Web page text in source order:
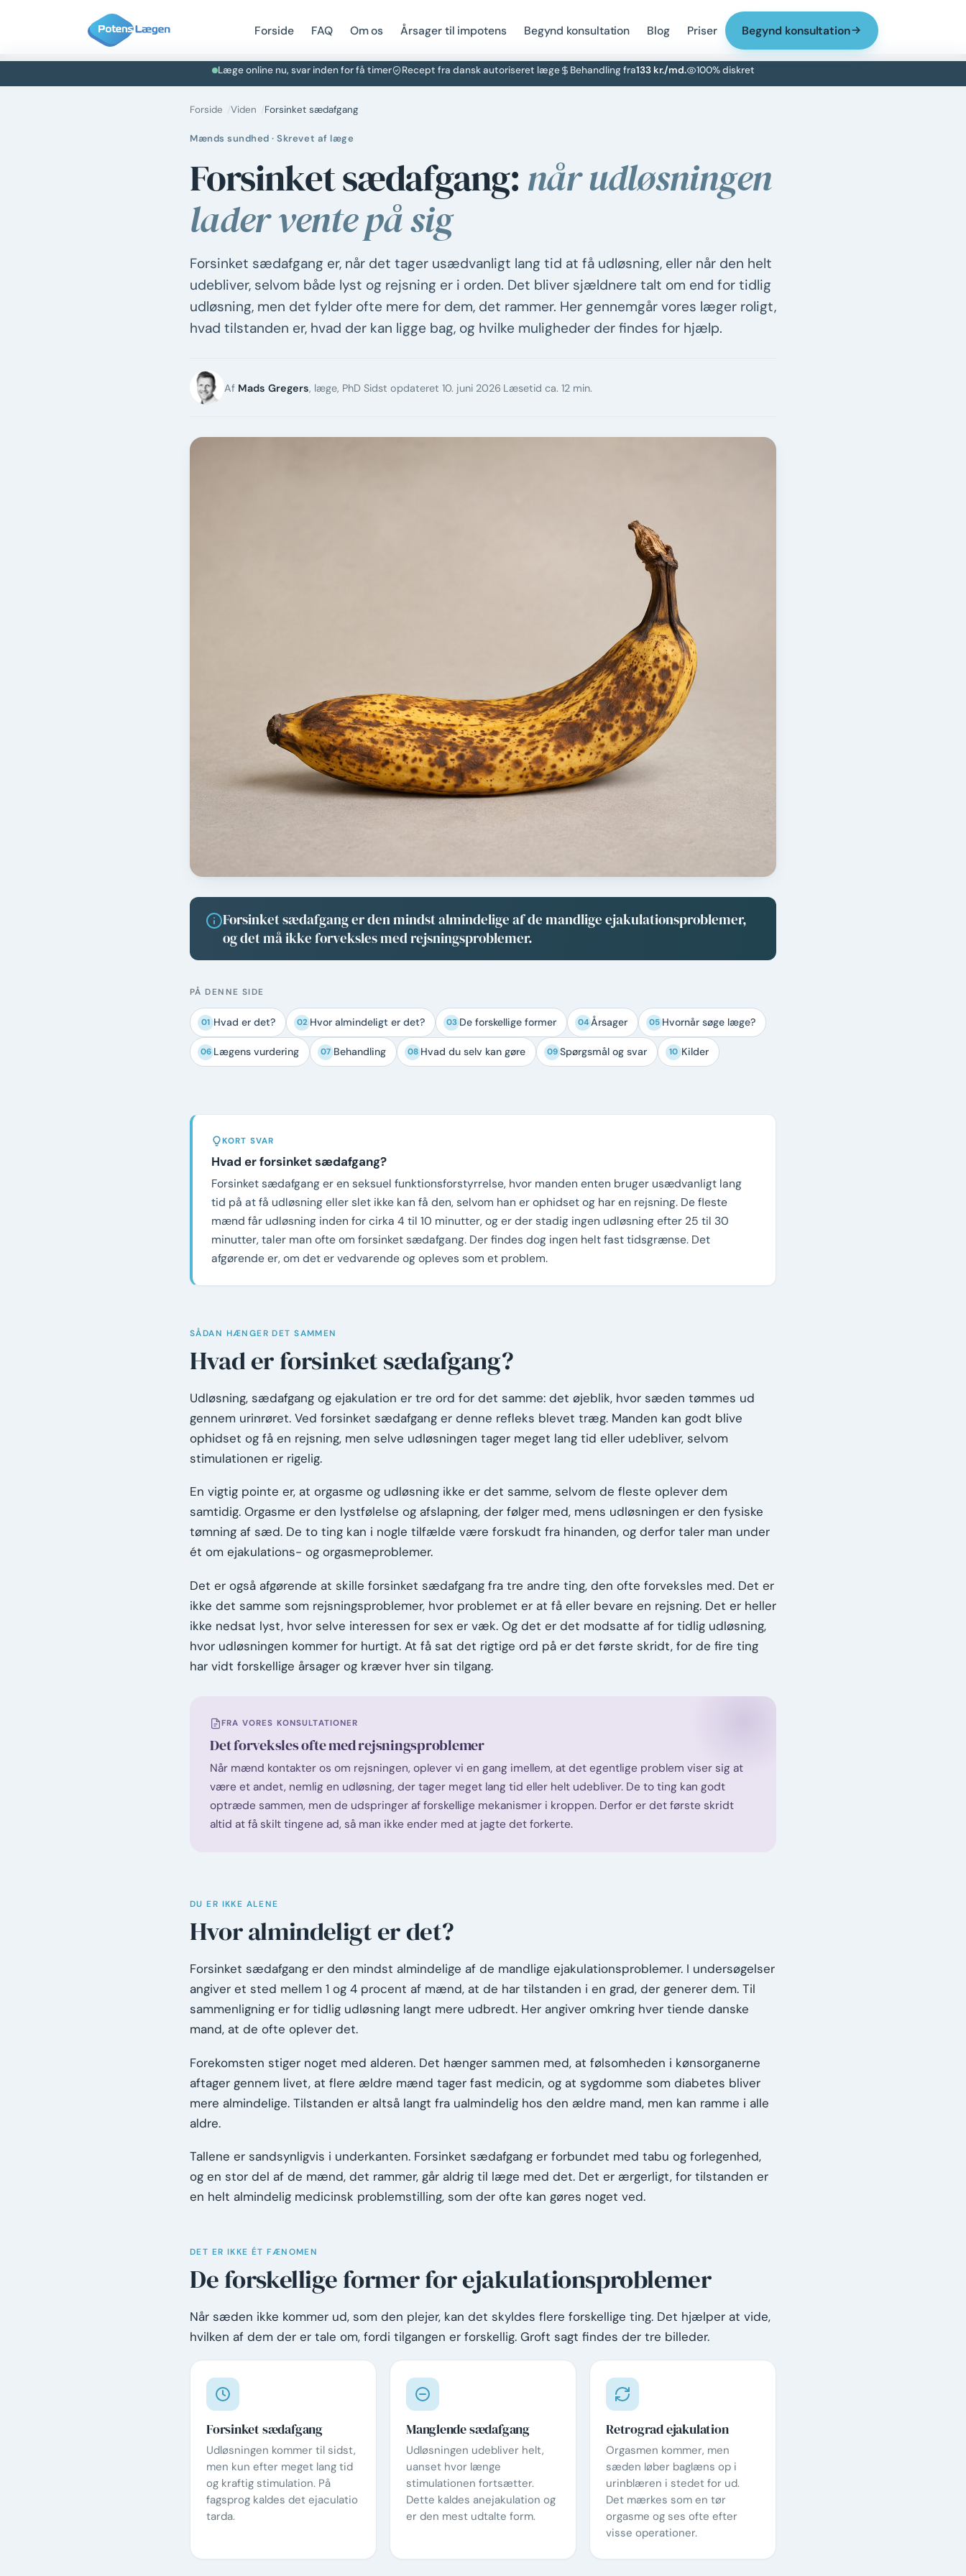
Forside FAQ Om os Årsager til impotens Begynd konsultation Blog Priser Begynd konsultation
Læge online nu, svar inden for få timer Recept fra dansk autoriseret læge Behandling fra133 kr./md. 100% diskret
Forside Viden Forsinket sædafgang
Mænds sundhed · Skrevet af læge
Forsinket sædafgang: når udløsningen
lader vente på sig
Forsinket sædafgang er, når det tager usædvanligt lang tid at få udløsning, eller når den helt
udebliver, selvom både lyst og rejsning er i orden. Det bliver sjældnere talt om end for tidlig
udløsning, men det fylder ofte mere for dem, det rammer. Her gennemgår vores læger roligt,
hvad tilstanden er, hvad der kan ligge bag, og hvilke muligheder der findes for hjælp.
Af Mads Gregers, læge, PhD Sidst opdateret 10. juni 2026 Læsetid ca. 12 min.
Forsinket sædafgang er den mindst almindelige af de mandlige ejakulationsproblemer,
og det må ikke forveksles med rejsningsproblemer.
PÅ DENNE SIDE
01 Hvad er det? 02 Hvor almindeligt er det? 03 De forskellige former 04 Årsager 05 Hvornår søge læge?
06 Lægens vurdering 07 Behandling 08 Hvad du selv kan gøre 09 Spørgsmål og svar 10 Kilder
KORT SVAR
Hvad er forsinket sædafgang?
Forsinket sædafgang er en seksuel funktionsforstyrrelse, hvor manden enten bruger usædvanligt lang
tid på at få udløsning eller slet ikke kan få den, selvom han er ophidset og har en rejsning. De fleste
mænd får udløsning inden for cirka 4 til 10 minutter, og er der stadig ingen udløsning efter 25 til 30
minutter, taler man ofte om forsinket sædafgang. Der findes dog ingen helt fast tidsgrænse. Det
afgørende er, om det er vedvarende og opleves som et problem.
SÅDAN HÆNGER DET SAMMEN
Hvad er forsinket sædafgang?
Udløsning, sædafgang og ejakulation er tre ord for det samme: det øjeblik, hvor sæden tømmes ud
gennem urinrøret. Ved forsinket sædafgang er denne refleks blevet træg. Manden kan godt blive
ophidset og få en rejsning, men selve udløsningen tager meget lang tid eller udebliver, selvom
stimulationen er rigelig.
En vigtig pointe er, at orgasme og udløsning ikke er det samme, selvom de fleste oplever dem
samtidig. Orgasme er den lystfølelse og afslapning, der følger med, mens udløsningen er den fysiske
tømning af sæd. De to ting kan i nogle tilfælde være forskudt fra hinanden, og derfor taler man under
ét om ejakulations- og orgasmeproblemer.
Det er også afgørende at skille forsinket sædafgang fra tre andre ting, den ofte forveksles med. Det er
ikke det samme som rejsningsproblemer, hvor problemet er at få eller bevare en rejsning. Det er heller
ikke nedsat lyst, hvor selve interessen for sex er væk. Og det er det modsatte af for tidlig udløsning,
hvor udløsningen kommer for hurtigt. At få sat det rigtige ord på er det første skridt, for de fire ting
har vidt forskellige årsager og kræver hver sin tilgang.
FRA VORES KONSULTATIONER
Det forveksles ofte med rejsningsproblemer
Når mænd kontakter os om rejsningen, oplever vi en gang imellem, at det egentlige problem viser sig at
være et andet, nemlig en udløsning, der tager meget lang tid eller helt udebliver. De to ting kan godt
optræde sammen, men de udspringer af forskellige mekanismer i kroppen. Derfor er det første skridt
altid at få skilt tingene ad, så man ikke ender med at jagte det forkerte.
DU ER IKKE ALENE
Hvor almindeligt er det?
Forsinket sædafgang er den mindst almindelige af de mandlige ejakulationsproblemer. I undersøgelser
angiver et sted mellem 1 og 4 procent af mænd, at de har tilstanden i en grad, der generer dem. Til
sammenligning er for tidlig udløsning langt mere udbredt. Her angiver omkring hver tiende danske
mand, at de ofte oplever det.
Forekomsten stiger noget med alderen. Det hænger sammen med, at følsomheden i kønsorganerne
aftager gennem livet, at flere ældre mænd tager fast medicin, og at sygdomme som diabetes bliver
mere almindelige. Tilstanden er altså langt fra ualmindelig hos den ældre mand, men kan ramme i alle
aldre.
Tallene er sandsynligvis i underkanten. Forsinket sædafgang er forbundet med tabu og forlegenhed,
og en stor del af de mænd, det rammer, går aldrig til læge med det. Det er ærgerligt, for tilstanden er
en helt almindelig medicinsk problemstilling, som der ofte kan gøres noget ved.
DET ER IKKE ÉT FÆNOMEN
De forskellige former for ejakulationsproblemer
Når sæden ikke kommer ud, som den plejer, kan det skyldes flere forskellige ting. Det hjælper at vide,
hvilken af dem der er tale om, fordi tilgangen er forskellig. Groft sagt findes der tre billeder.
Forsinket sædafgang
Udløsningen kommer til sidst,
men kun efter meget lang tid
og kraftig stimulation. På
fagsprog kaldes det ejaculatio
tarda.
Manglende sædafgang
Udløsningen udebliver helt,
uanset hvor længe
stimulationen fortsætter.
Dette kaldes anejakulation og
er den mest udtalte form.
Retrograd ejakulation
Orgasmen kommer, men
sæden løber baglæns op i
urinblæren i stedet for ud.
Det mærkes som en tør
orgasme og ses ofte efter
visse operationer.